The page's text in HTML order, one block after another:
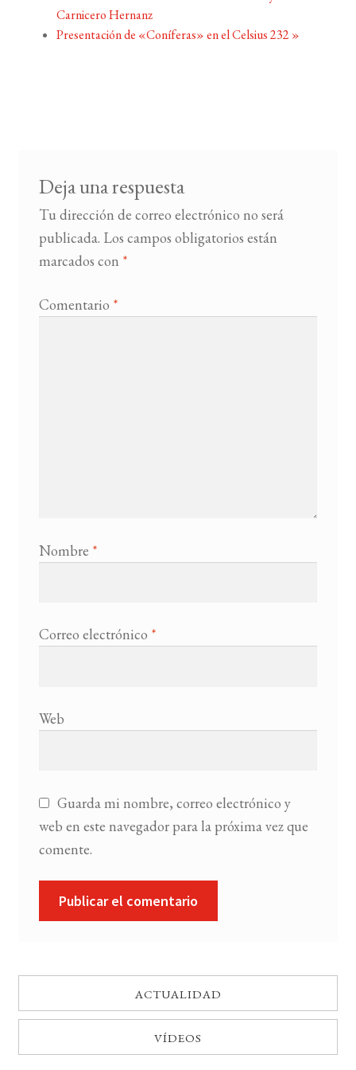
Carnicero Hernanz
Presentación de «Coníferas» en el Celsius 232 »
Deja una respuesta
Tu dirección de correo electrónico no será
publicada. Los campos obligatorios están
marcados con *
Comentario *
Nombre *
Correo electrónico *
Web
Guarda mi nombre, correo electrónico y
web en este navegador para la próxima vez que
comente.
ACTUALIDAD
VÍDEOS